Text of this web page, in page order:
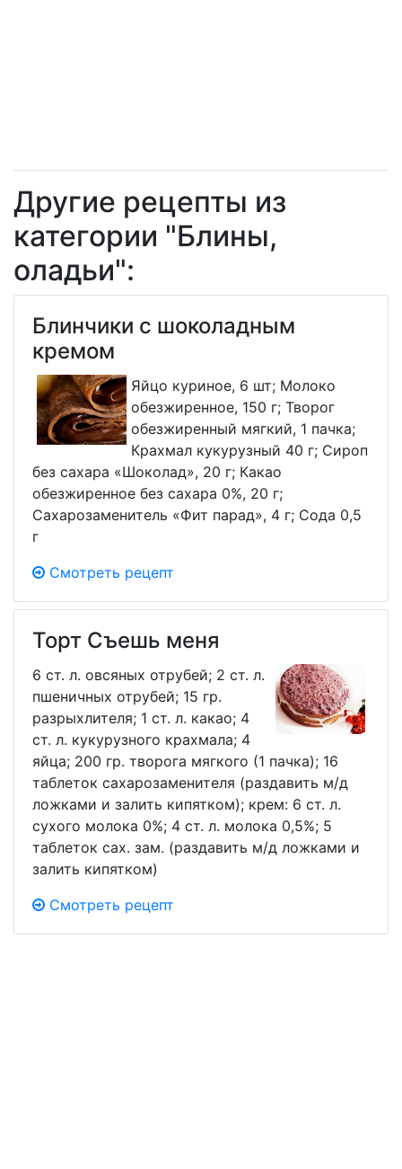
Другие рецепты из
категории "Блины,
оладьи":
Блинчики с шоколадным
кремом
Яйцо куриное, 6 шт; Молоко
обезжиренное, 150 г; Творог
обезжиренный мягкий, 1 пачка;
Крахмал кукурузный 40 г; Сироп
без сахара «Шоколад», 20 г; Какао
обезжиренное без сахара 0%, 20 г;
Сахарозаменитель «Фит парад», 4 г; Сода 0,5
г
Смотреть рецепт
Торт Съешь меня
6 ст. л. овсяных отрубей; 2 ст. л.
пшеничных отрубей; 15 гр.
разрыхлителя; 1 ст. л. какао; 4
ст. л. кукурузного крахмала; 4
яйца; 200 гр. творога мягкого (1 пачка); 16
таблеток сахарозаменителя (раздавить м/д
ложками и залить кипятком); крем: 6 ст. л.
сухого молока 0%; 4 ст. л. молока 0,5%; 5
таблеток сах. зам. (раздавить м/д ложками и
залить кипятком)
Смотреть рецепт